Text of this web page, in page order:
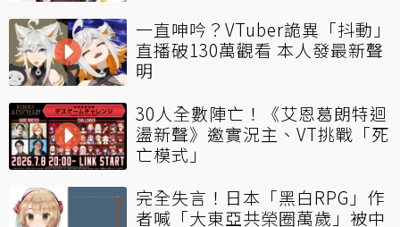
一直呻吟？VTuber詭異「抖動」
直播破130萬觀看 本人發最新聲
明
30人全數陣亡！《艾恩葛朗特迴
盪新聲》邀實況主、VT挑戰「死
亡模式」
完全失言！日本「黑白RPG」作
者喊「大東亞共榮圈萬歲」被中